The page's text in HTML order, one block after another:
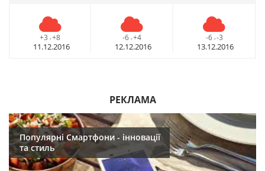
+3 - +8
11.12.2016
-6 - +4
12.12.2016
-6 - -3
13.12.2016
РЕКЛАМА
Популярні Смартфони - інновації
та стиль